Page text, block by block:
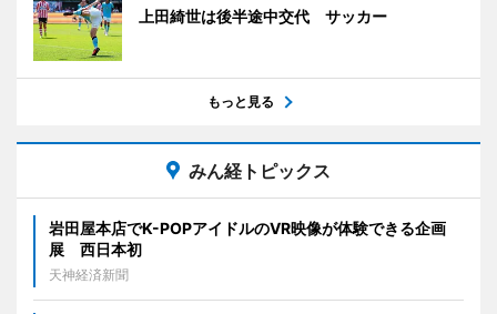
上田綺世は後半途中交代 サッカー
もっと見る
みん経トピックス
岩田屋本店でK-POPアイドルのVR映像が体験できる企画
展 西日本初
天神経済新聞